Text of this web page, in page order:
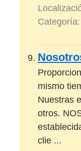
Categoría:
mismo
Nuestras
otros.
clie ...